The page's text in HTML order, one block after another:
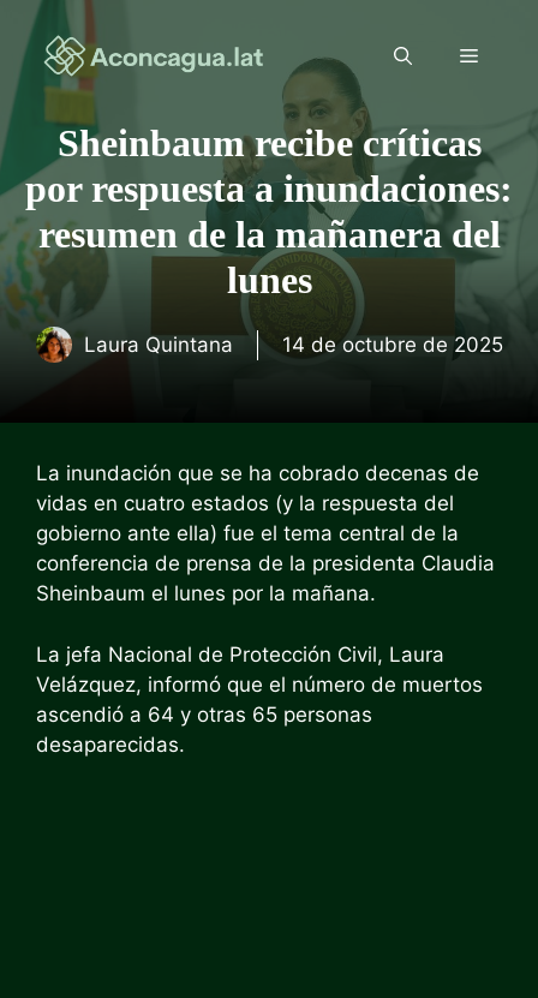
Saltar
contenido
Menú
Sheinbaum recibe críticas
por respuesta a inundaciones:
resumen de la mañanera del
lunes
Laura Quintana 14 de octubre de 2025
La inundación que se ha cobrado decenas de
vidas en cuatro estados (y la respuesta del
gobierno ante ella) fue el tema central de la
conferencia de prensa de la presidenta Claudia
Sheinbaum el lunes por la mañana.
La jefa Nacional de Protección Civil, Laura
Velázquez, informó que el número de muertos
ascendió a 64 y otras 65 personas
desaparecidas.